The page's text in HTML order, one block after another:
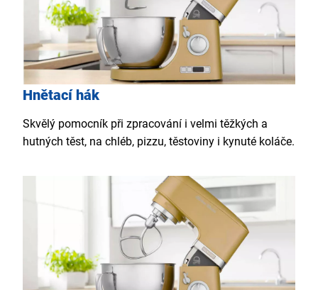
Hnětací hák
Skvělý pomocník při zpracování i velmi těžkých a
hutných těst, na chléb, pizzu, těstoviny i kynuté koláče.